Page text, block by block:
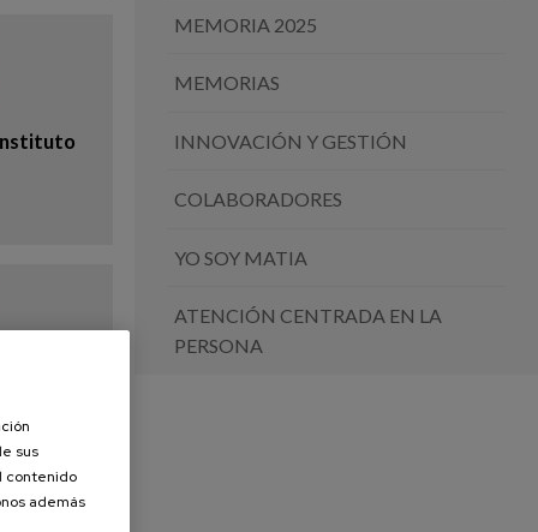
MEMORIA 2025
MEMORIAS
INNOVACIÓN Y GESTIÓN
COLABORADORES
YO SOY MATIA
ATENCIÓN CENTRADA EN LA
PERSONA
sus
contenido
además